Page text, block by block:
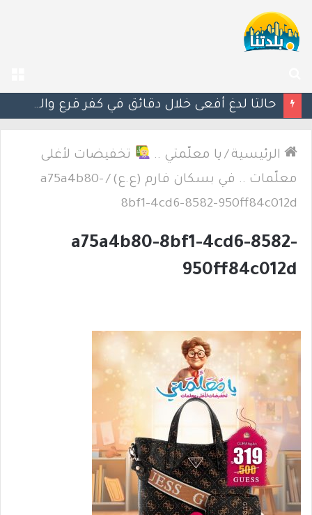
عن
حالتا لدغ أفعى خلال دقائق في كفر قرع والشمال.. إصابتان إحداهما خطيرة
الرئيسية / يا معلّمتي ..
تخفيضات لأغلى
معلّمات .. في بسكان فارم (ع.ع) /
a75a4b80-
8bf1-4cd6-8582-950ff84c012d
a75a4b80-8bf1-4cd6-8582-
950ff84c012d